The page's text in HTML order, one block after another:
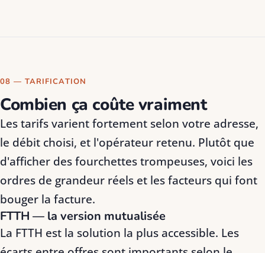
08 — TARIFICATION
Combien ça coûte vraiment
Les tarifs varient fortement selon votre adresse,
le débit choisi, et l'opérateur retenu. Plutôt que
d'afficher des fourchettes trompeuses, voici les
ordres de grandeur réels et les facteurs qui font
bouger la facture.
FTTH — la version mutualisée
La FTTH est la solution la plus accessible. Les